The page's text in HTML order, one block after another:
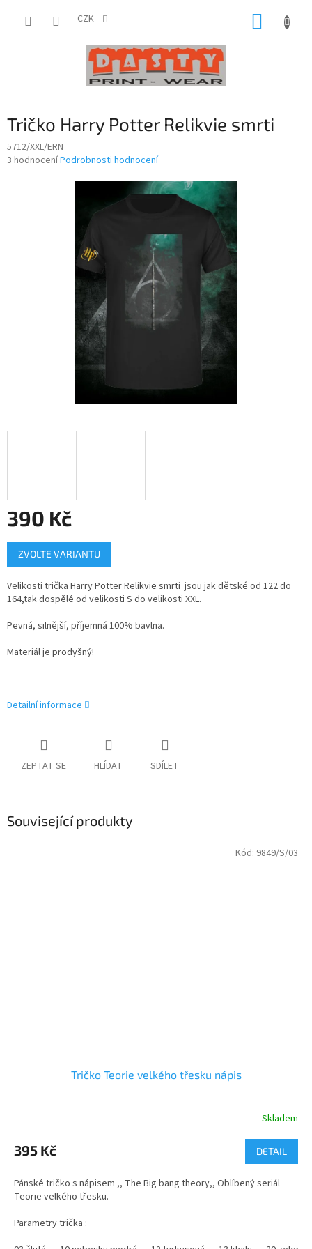
CZK
Tričko Harry Potter Relikvie smrti
5712/XXL/ERN
Průměrné
3 hodnoceníPodrobnosti hodnocení
390 Kč
Měrná
cena:
ZVOLTE VARIANTU
Velikosti trička Harry Potter Relikvie smrti jsou jak dětské od 122 do
164,tak dospělé od velikosti S do velikosti XXL.
Pevná, silnější, příjemná 100% bavlna.
Materiál je prodyšný!
Detailní informace
ZEPTAT SE HLÍDAT SDÍLET
Související produkty
Tričko Teorie velkého třesku nápis
produktu
je
z
5
Skladem
395 Kč DETAIL
Pánské tričko s nápisem ,, The Big bang theory,, Oblíbený seriál
Teorie velkého třesku.
Parametry trička :
Kód: 9849/S/03